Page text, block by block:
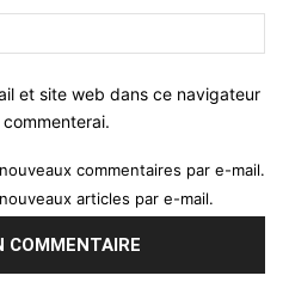
et site web dans ce navigateur
commentaires par e-mail.
articles par e-mail.